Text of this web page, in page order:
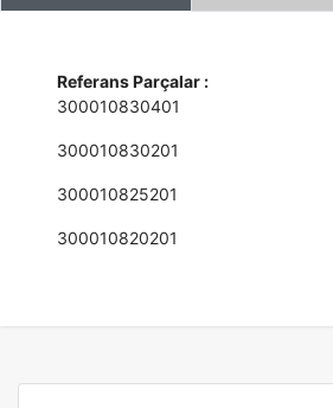
Referans Parçalar :
300010830401
300010830201
300010825201
300010820201